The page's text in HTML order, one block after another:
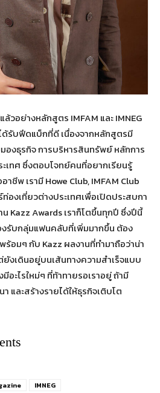
วอย่างหลักสูตร IMFAM และ IMNEG
ด้รับฟีดแบ็กที่ดี เนื่องจากหลักสูตรมี
องธุรกิจ การบริหารสินทรัพย์ หลักการ
เทศ ซึ่งตอบโจทย์คนที่อยากเรียนรู้
ชีพ เรามี Howe Club, IMFAM Club
องเที่ยวต่างประเทศเพื่อเปิดประสบกา
Kazz Awards เราก็โตขึ้นทุกปี ซึ่งปีนี้
งรับกลุ่มแฟนคลับที่เพิ่มมากขึ้น ต้อง
อมๆ กับ Kazz ผลงานที่ทำมาถือว่าน่า
ยังเดินอยู่บนเส้นทางความสำเร็จแบบ
อะไรใหม่ๆ ที่ท้าทายรอเราอยู่ ถ้ามี
ละสร้างรายได้ให้ธุรกิจเติบโต
IMNEG